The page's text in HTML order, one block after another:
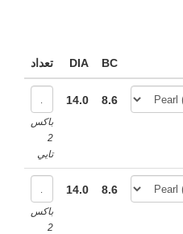
BC
DIA تعداد
8.6
14.0
باکس
2
تايي
8.6
14.0
باکس
2